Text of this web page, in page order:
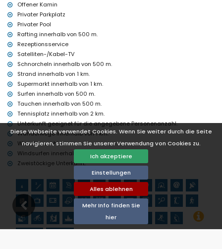
Diese Webseite verwendet Cookies. Wenn Sie weiter durch die Seite
navigieren, stimmen Sie unserer Verwendung von Cookies zu.
Ich akzeptiere
Einstellungen
Alles ablehnen
Mehr Info finden Sie
hier
Museum (innerhalb von 5 Kilometern von der Unterkunft)
Palast (innerhalb von 25 Kilometern von der Unterkunft)
Sport
Wandern, Mountainbiken, Radfahren, Kanufahren, Kajakfahren,
Rafting, Angeln, Tauchen, Schnorcheln, Surfen und Windsurfen
(innerhalb von 1000 Metern von der Villa)
Reiten und Klettern (innerhalb von 10 Kilometern von der Villa)
Offener Kamin
Privater Parkplatz
Privater Pool
Rafting innerhalb von 500 m.
Rezeptionsservice
Satelliten-/Kabel-TV
Schnorcheln innerhalb von 500 m.
Strand innerhalb von 1 km.
Supermarkt innerhalb von 1 km.
Surfen innerhalb von 500 m.
Tauchen innerhalb von 500 m.
Tennisplatz innerhalb von 2 km.
Unterkunft geeignet für die angegebene Personenanzahl.
Wanderwege innerhalb von 1 km.
Waschmaschine
Windsurfen innerhalb von 500 m.
Zweistöckige Unterkunft.